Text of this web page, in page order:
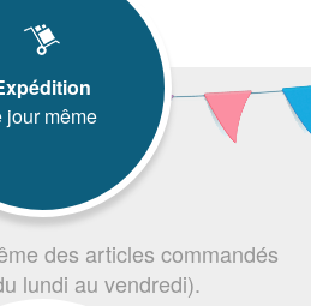
jour même
des articles commandés
lundi au vendredi).